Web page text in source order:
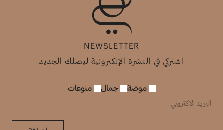
NEWSLETTER
اشتركي في النشرة الإلكترونية ليصلك الجديد
موضة جمال منوعات